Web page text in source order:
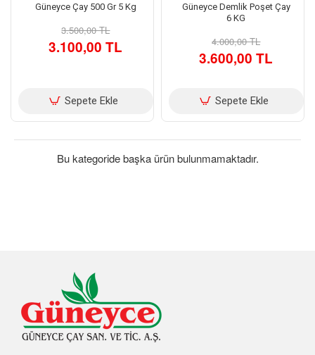
Güneyce Çay 500 Gr 5 Kg
3.500,00 TL
3.100,00 TL
Sepete Ekle
Güneyce Demlik Poşet Çay
6 KG
4.000,00 TL
3.600,00 TL
Sepete Ekle
Bu kategoride başka ürün bulunmamaktadır.